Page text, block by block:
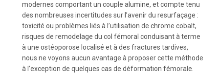
modernes comportant un couple alumine, et compte tenu
des nombreuses incertitudes sur l’avenir du resurfaçage :
toxicité ou problèmes liés à l’utilisation de chrome cobalt,
risques de remodelage du col fémoral conduisant à terme
à une ostéoporose localisé et à des fractures tardives,
nous ne voyons aucun avantage à proposer cette méthode
à l’exception de quelques cas de déformation fémorale.